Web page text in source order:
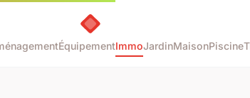
ÉquipementImmoJardinMaisonPiscine